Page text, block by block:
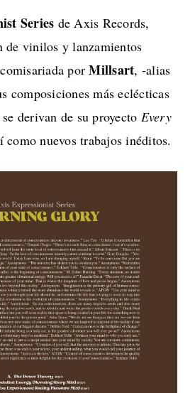
Series de Axis Records,
de vinilos y lanzamientos
porMillsart, -alias
composiciones más eclécticas
derivan de su proyecto Every
como nuevos trabajos inéditos.